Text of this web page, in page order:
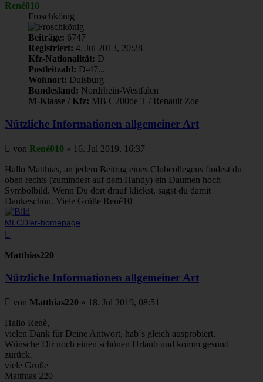
René010
Froschkönig
Beiträge: 6747
Registriert: 4. Jul 2013, 20:28
Kfz-Nationalität: D
Postleitzahl: D-47...
Wohnort: Duisburg
Bundesland: Nordrhein-Westfalen
M-Klasse / Kfz: MB C200de T / Renault Zoe
Nützliche Informationen allgemeiner Art
Beitrag
von René010 » 16. Jul 2019, 16:37
Hallo Matthias, an jedem Beitrag eines Clubcollegens findest du
oben rechts (zumindest auf dem Handy) ein Daumen hoch
Symbolbild. Wenn Du dort drauf klickst, sagst du damit
Dankeschön. Viele Grüße René10
MLCDler-homepage
Matthias220
Nützliche Informationen allgemeiner Art
Beitrag
von Matthias220 » 18. Jul 2019, 08:51
Hallo Renè,
vielen Dank für Deine Antwort, hab`s gleich ausprobiert.
Wünsche Dir noch einen schönen Urlaub und komm gesund
zurück.
viele Grüße
Matthias 220